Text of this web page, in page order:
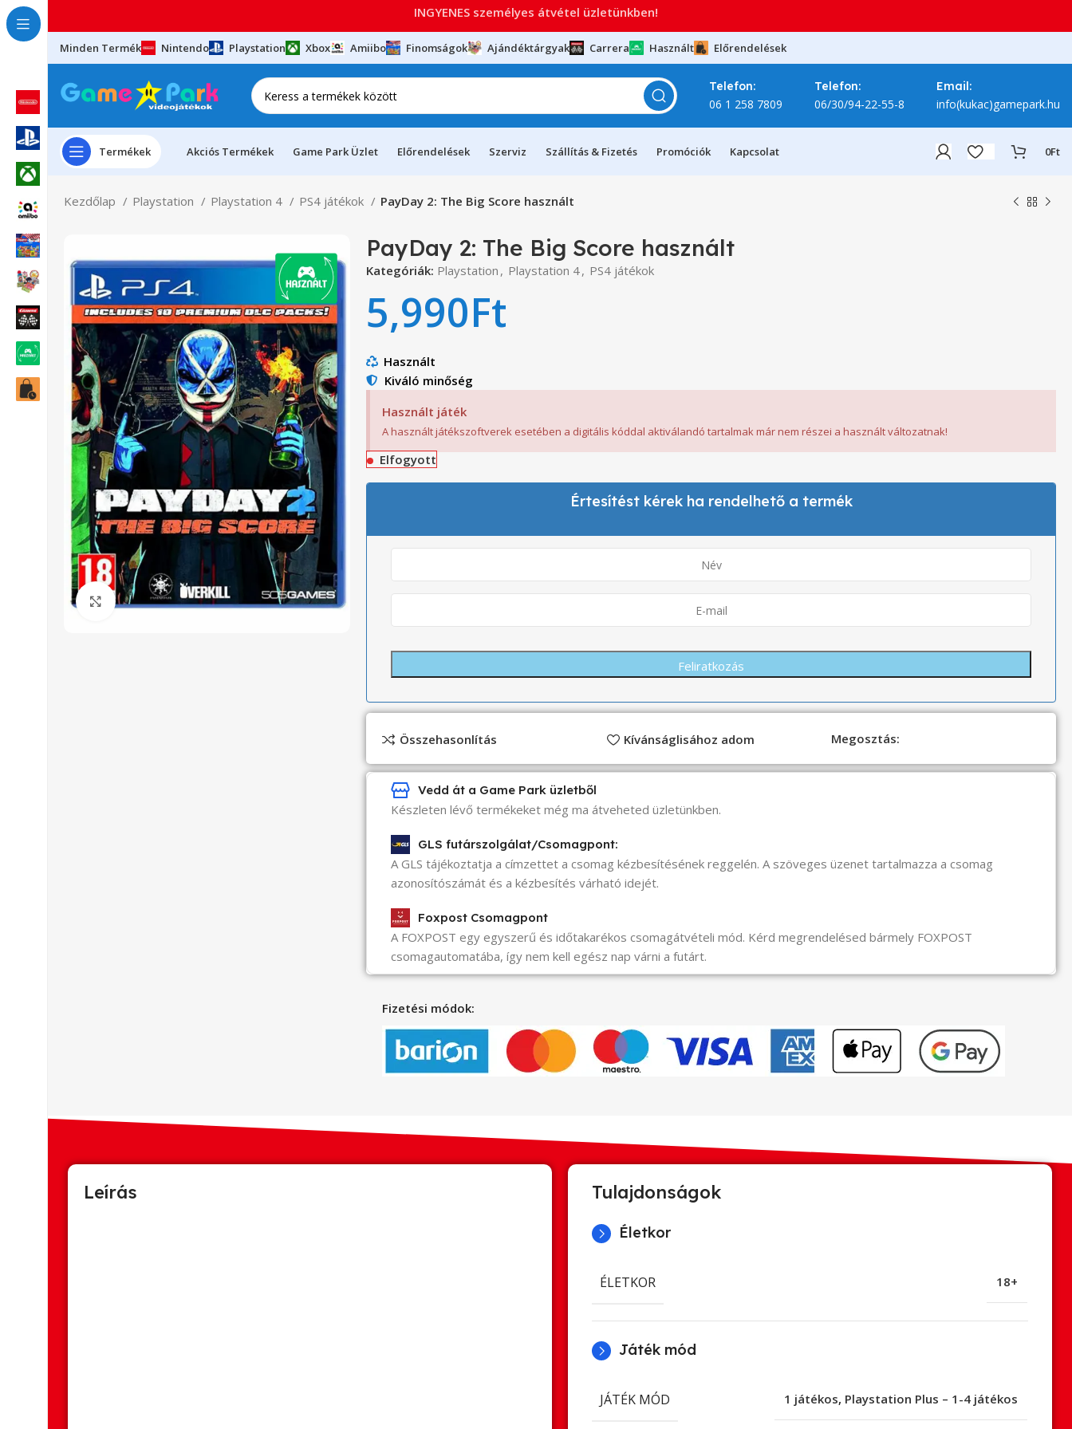
Minden Termék Nintendo Playstation Xbox Amiibo Finomságok Ajándéktárgyak Carrera Használt Előrendelések
Telefon:
06 1 258 7809
Telefon:
06/30/94-22-55-8
Email:
info(kukac)gamepark.hu
Termékek Akciós Termékek Game Park Üzlet Előrendelések Szerviz Szállítás & Fizetés Promóciók Kapcsolat 0Ft
Kezdőlap Playstation Playstation 4 PS4 játékok PayDay 2: The Big Score használt
Click to enlarge
PayDay 2: The Big Score használt
Kategóriák: Playstation , Playstation 4, PS4 játékok
5,990Ft
Használt
Kiváló minőség
Használt játék
A használt játékszoftverek esetében a digitális kóddal aktiválandó tartalmak már nem részei a használt változatnak!
Elfogyott
Értesítést kérek ha rendelhető a termék
Összehasonlítás Kívánságlisához adom Megosztás:
Vedd át a Game Park üzletből
Készleten lévő termékeket még ma átveheted üzletünkben.
GLS futárszolgálat/Csomagpont:
A GLS tájékoztatja a címzettet a csomag kézbesítésének reggelén. A szöveges üzenet tartalmazza a csomag
azonosítószámát és a kézbesítés várható idejét.
Foxpost Csomagpont
A FOXPOST egy egyszerű és időtakarékos csomagátvételi mód. Kérd megrendelésed bármely FOXPOST
csomagautomatába, így nem kell egész nap várni a futárt.
Fizetési módok:
Leírás Tulajdonságok
Életkor
ÉLETKOR 18+
Játék mód
JÁTÉK MÓD 1 játékos, Playstation Plus – 1-4 játékos
INGYENES személyes átvétel üzletünkben!